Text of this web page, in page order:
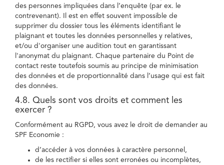
des personnes impliquées dans l’enquête (par ex. le
contrevenant). Il est en effet souvent impossible de
supprimer du dossier tous les éléments identifiant le
plaignant et toutes les données personnelles y relatives,
et/ou d'organiser une audition tout en garantissant
l'anonymat du plaignant. Chaque partenaire du Point de
contact reste toutefois soumis au principe de minimisation
des données et de proportionnalité dans l’usage qui est fait
des données.
4.8. Quels sont vos droits et comment les
exercer ?
Conformément au RGPD, vous avez le droit de demander au
SPF Economie :
d’accéder à vos données à caractère personnel,
de les rectifier si elles sont erronées ou incomplètes,